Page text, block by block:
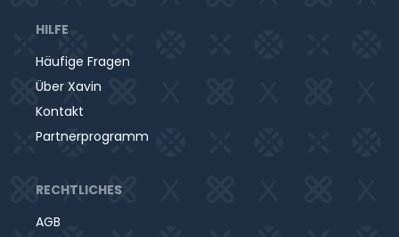
HILFE
Häufige Fragen
Über Xavin
Kontakt
Partnerprogramm
RECHTLICHES
AGB